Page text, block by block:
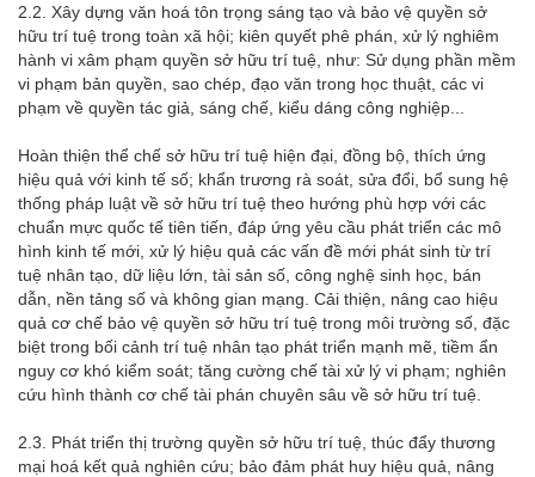
2.2. Xây dựng văn hoá tôn trọng sáng tạo và bảo vệ quyền sở
hữu trí tuệ trong toàn xã hội; kiên quyết phê phán, xử lý nghiêm
hành vi xâm phạm quyền sở hữu trí tuệ, như: Sử dụng phần mềm
vi phạm bản quyền, sao chép, đạo văn trong học thuật, các vi
phạm về quyền tác giả, sáng chế, kiểu dáng công nghiệp...
Hoàn thiện thể chế sở hữu trí tuệ hiện đại, đồng bộ, thích ứng
hiệu quả với kinh tế số; khẩn trương rà soát, sửa đổi, bổ sung hệ
thống pháp luật về sở hữu trí tuệ theo hướng phù hợp với các
chuẩn mực quốc tế tiên tiến, đáp ứng yêu cầu phát triển các mô
hình kinh tế mới, xử lý hiệu quả các vấn đề mới phát sinh từ trí
tuệ nhân tạo, dữ liệu lớn, tài sản số, công nghệ sinh học, bán
dẫn, nền tảng số và không gian mạng. Cải thiện, nâng cao hiệu
quả cơ chế bảo vệ quyền sở hữu trí tuệ trong môi trường số, đặc
biệt trong bối cảnh trí tuệ nhân tạo phát triển mạnh mẽ, tiềm ẩn
nguy cơ khó kiểm soát; tăng cường chế tài xử lý vi phạm; nghiên
cứu hình thành cơ chế tài phán chuyên sâu về sở hữu trí tuệ.
2.3. Phát triển thị trường quyền sở hữu trí tuệ, thúc đẩy thương
mại hoá kết quả nghiên cứu; bảo đảm phát huy hiệu quả, nâng